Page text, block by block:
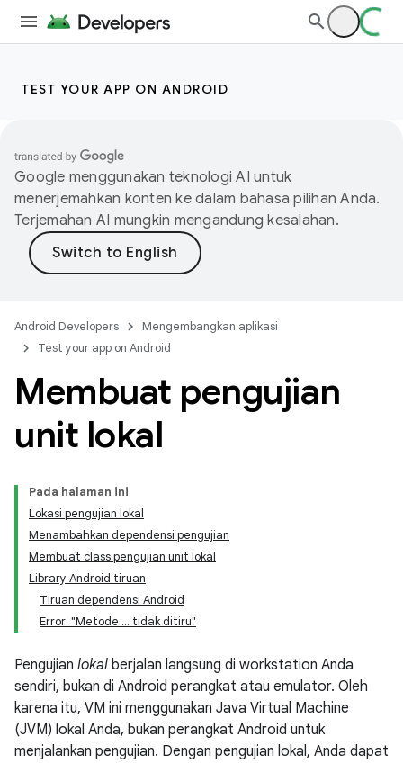
TEST YOUR APP ON ANDROID
Google menggunakan teknologi AI untuk
menerjemahkan konten ke dalam bahasa pilihan Anda.
Terjemahan AI mungkin mengandung kesalahan.
Android Developers
Mengembangkan aplikasi
Test your app on Android
Membuat pengujian
unit lokal
Pada halaman ini
Lokasi pengujian lokal
Menambahkan dependensi pengujian
Membuat class pengujian unit lokal
Library Android tiruan
Tiruan dependensi Android
Error: "Metode ... tidak ditiru"
Pengujian lokal berjalan langsung di workstation Anda
sendiri, bukan di Android perangkat atau emulator. Oleh
karena itu, VM ini menggunakan Java Virtual Machine
(JVM) lokal Anda, bukan perangkat Android untuk
menjalankan pengujian. Dengan pengujian lokal, Anda dapat